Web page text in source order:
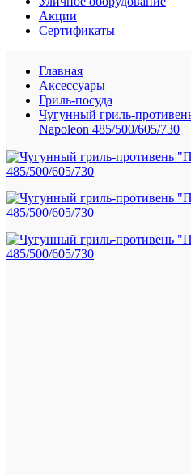
Акции
Сертификаты
Главная
Аксессуары
Гриль-посуда
Чугунный гриль-
Napoleon 485/500/605/730